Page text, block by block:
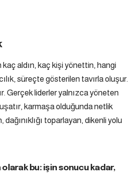
aldın, kaç kişi yönettin, hangi
süreçte gösterilen tavırla oluşur.
Gerçek liderler yalnızca yöneten
karmaşa olduğunda netlik
toparlayan, dikenli yolu
olarak bu: işin sonucu kadar,